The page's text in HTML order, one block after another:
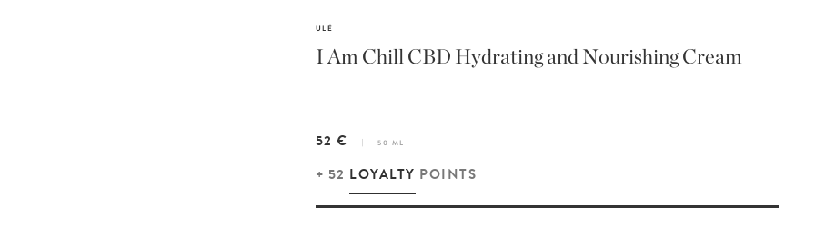
I Am Chill CBD Hydrating and Nourishing Cream
ULÉ
52 € 50 ML
+ 52 LOYALTY POINTS